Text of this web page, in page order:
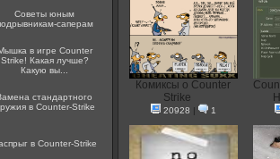
Советы юным
саперам
в игре Counter
Strike! Какая лучше?
Какую вы...
стандартного
в Counter-Strike
в Counter-Strike
Комиксы о Counter
Strike
20928 | 1